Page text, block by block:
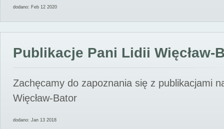
dodano: Feb 12 2020
Publikacje Pani Lidii Więcław-
Zachęcamy do zapoznania się z publikacjami
Więcław-Bator
dodano: Jan 13 2018